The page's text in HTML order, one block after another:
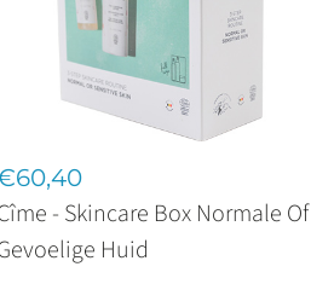
- Skincare Box Normale Of
Huid